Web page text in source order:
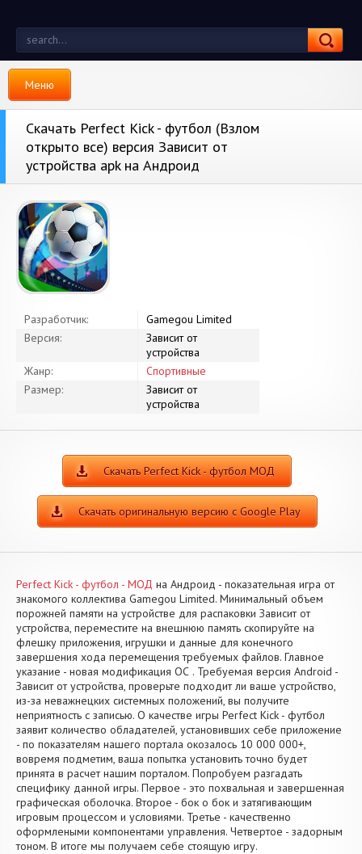
Меню
Скачать Perfect Kick - футбол (Взлом
открыто все) версия Зависит от
устройства apk на Андроид
Разработчик:
Gamegou Limited
Версия:
Зависит от
устройства
Жанр:
Спортивные
Размер:
Зависит от
устройства
Скачать Perfect Kick - футбол МОД
Скачать оригинальную версию с Google Play
Perfect Kick - футбол - МОД на Андроид - показательная игра от
знакомого коллектива Gamegou Limited. Минимальный объем
порожней памяти на устройстве для распаковки Зависит от
устройства, переместите на внешнюю память скопируйте на
флешку приложения, игрушки и данные для конечного
завершения хода перемещения требуемых файлов. Главное
указание - новая модификация ОС . Требуемая версия Android -
Зависит от устройства, проверьте подходит ли ваше устройство,
из-за неважнецких системных положений, вы получите
неприятность с записью. О качестве игры Perfect Kick - футбол
заявит количество обладателей, установивших себе приложение
- по показателям нашего портала окозалось 10 000 000+,
вовремя подметим, ваша попытка установить точно будет
принята в расчет нашим порталом. Попробуем разгадать
специфику данной игры. Первое - это похвальная и завершенная
графическая оболочка. Второе - бок о бок и затягивающим
игровым процессом и условиями. Третье - качественно
оформлеными компонентами управления. Четвертое - задорным
тоном. В итоге мы получаем себе стоящую игру.